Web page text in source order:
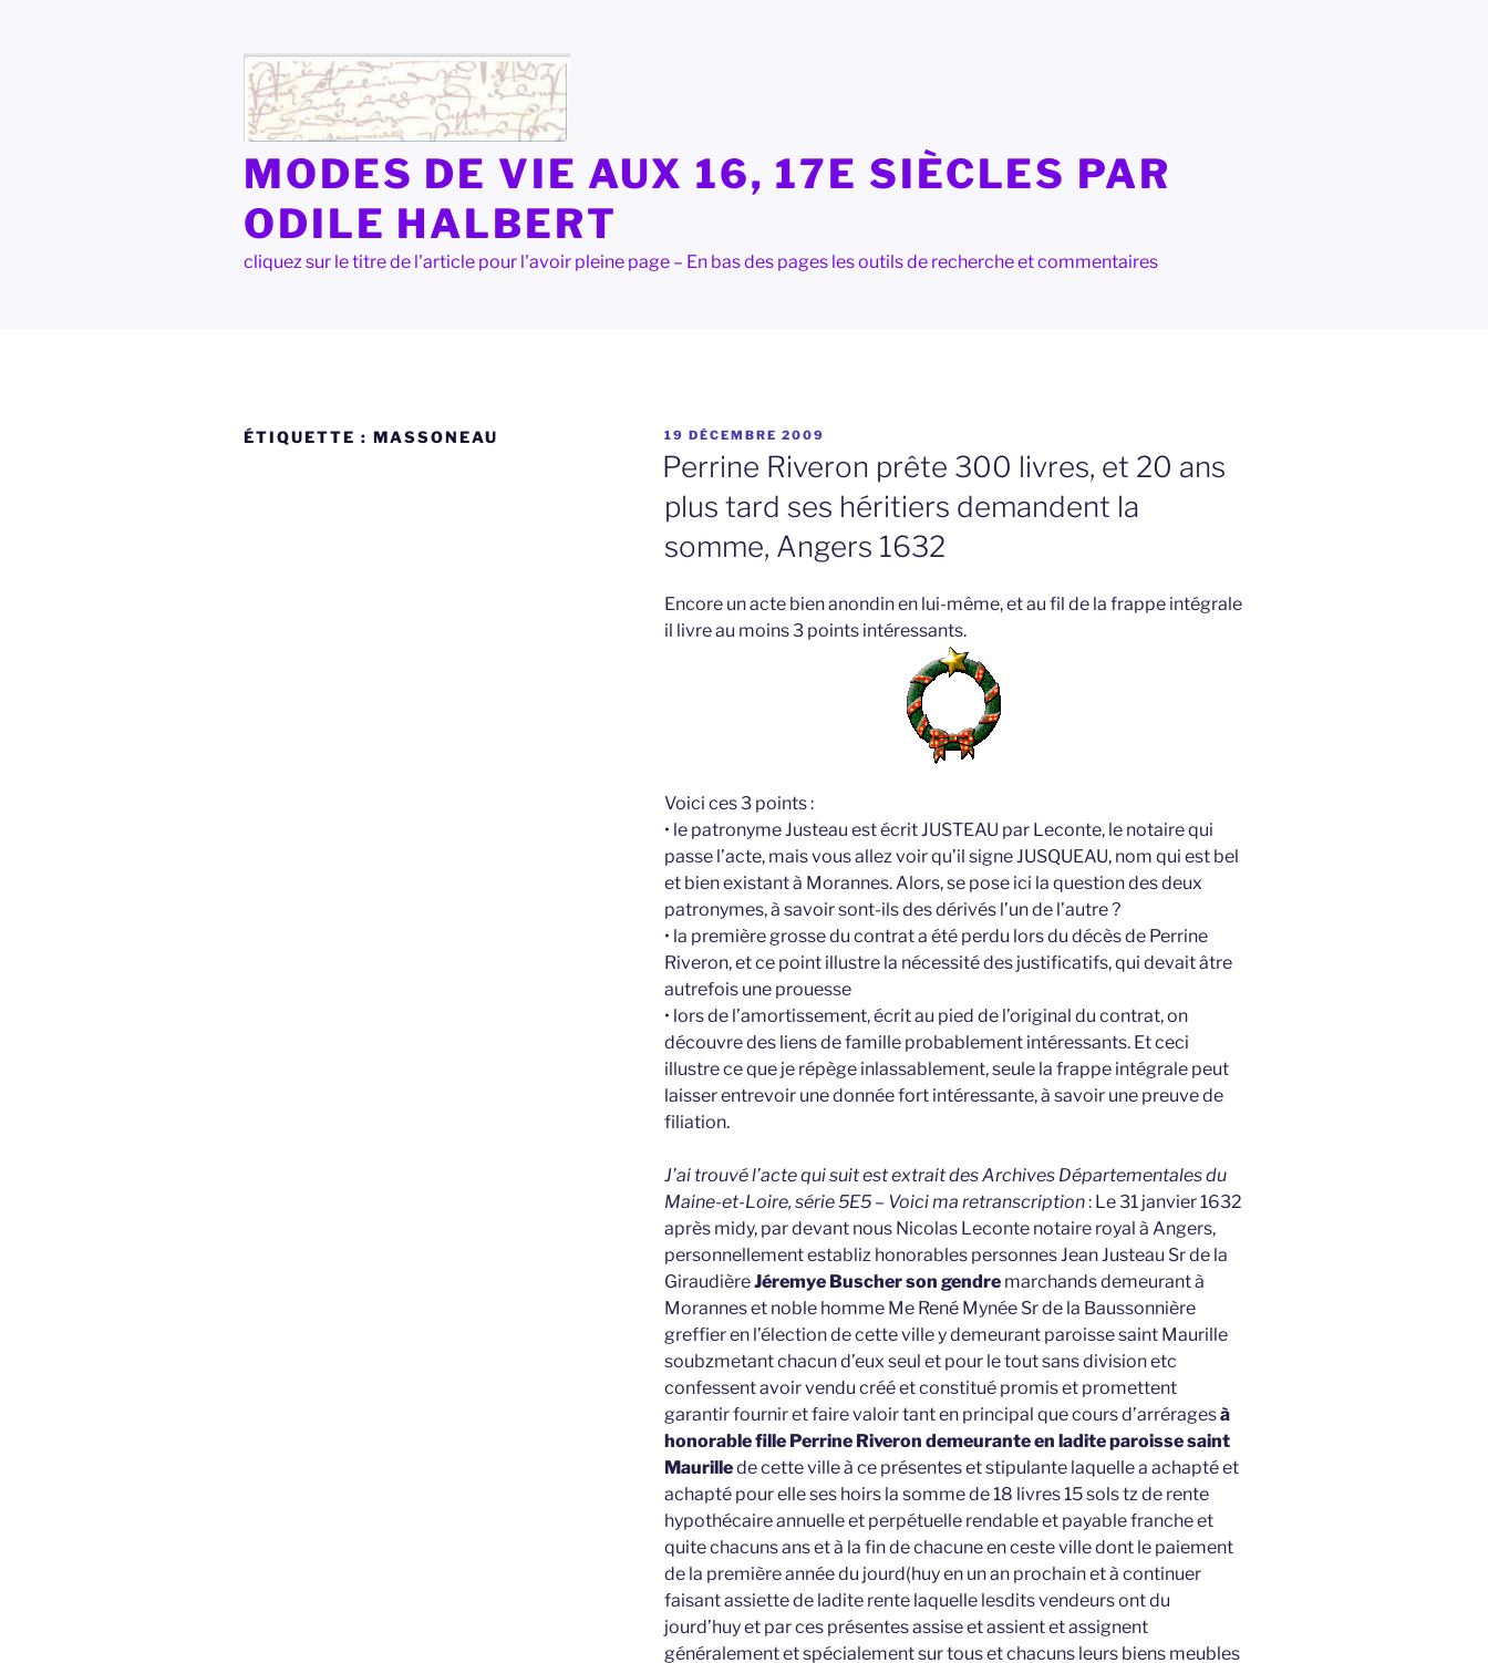
MODES DE VIE AUX 16, 17E SIÈCLES PAR
ODILE HALBERT
cliquez sur le titre de l'article pour l'avoir pleine page – En bas des pages les outils de recherche et commentaires
ÉTIQUETTE : MASSONEAU
PUBLIÉ
LE
19 DÉCEMBRE 2009
Perrine Riveron prête 300 livres, et 20 ans
plus tard ses héritiers demandent la
somme, Angers 1632
Encore un acte bien anondin en lui-même, et au fil de la frappe intégrale
il livre au moins 3 points intéressants.
Voici ces 3 points :
• le patronyme Justeau est écrit JUSTEAU par Leconte, le notaire qui
passe l’acte, mais vous allez voir qu’il signe JUSQUEAU, nom qui est bel
et bien existant à Morannes. Alors, se pose ici la question des deux
patronymes, à savoir sont-ils des dérivés l’un de l’autre ?
• la première grosse du contrat a été perdu lors du décès de Perrine
Riveron, et ce point illustre la nécessité des justificatifs, qui devait âtre
autrefois une prouesse
• lors de l’amortissement, écrit au pied de l’original du contrat, on
découvre des liens de famille probablement intéressants. Et ceci
illustre ce que je répège inlassablement, seule la frappe intégrale peut
laisser entrevoir une donnée fort intéressante, à savoir une preuve de
filiation.
J’ai trouvé l’acte qui suit est extrait des Archives Départementales du
Maine-et-Loire, série 5E5 – Voici ma retranscription: Le 31 janvier 1632
après midy, par devant nous Nicolas Leconte notaire royal à Angers,
personnellement establiz honorables personnes Jean Justeau Sr de la
GiraudièreJéremye Buscher son gendre marchands demeurant à
Morannes et noble homme Me René Mynée Sr de la Baussonnière
greffier en l’élection de cette ville y demeurant paroisse saint Maurille
soubzmetant chacun d’eux seul et pour le tout sans division etc
confessent avoir vendu créé et constitué promis et promettent
garantir fournir et faire valoir tant en principal que cours d’arréragesà
honorable fille Perrine Riveron demeurante en ladite paroisse saint
Maurillede cette ville à ce présentes et stipulante laquelle a achapté et
achapté pour elle ses hoirs la somme de 18 livres 15 sols tz de rente
hypothécaire annuelle et perpétuelle rendable et payable franche et
quite chacuns ans et à la fin de chacune en ceste ville dont le paiement
de la première année du jourd(huy en un an prochain et à continuer
faisant assiette de ladite rente laquelle lesdits vendeurs ont du
jourd’huy et par ces présentes assise et assient et assignent
généralement et spécialement sur tous et chacuns leurs biens meubles